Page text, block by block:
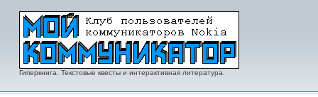
Гиперкнига. Текстовые квесты и интерактивная литература.